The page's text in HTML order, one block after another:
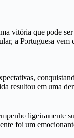
vitória que pode
a Portuguesa
resultou em uma
ligeiramente
foi um